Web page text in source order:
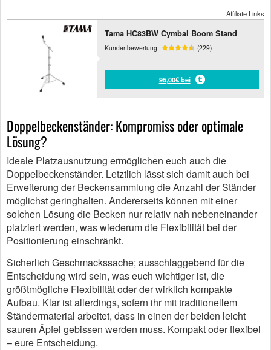
Affiliate Links
Tama HC83BW Cymbal Boom Stand
Kundenbewertung: (229)
95,00€ bei
Doppelbeckenständer: Kompromiss oder optimale
Lösung?
Ideale Platzausnutzung ermöglichen euch auch die
Doppelbeckenständer. Letztlich lässt sich damit auch bei
Erweiterung der Beckensammlung die Anzahl der Ständer
möglichst geringhalten. Andererseits können mit einer
solchen Lösung die Becken nur relativ nah nebeneinander
platziert werden, was wiederum die Flexibilität bei der
Positionierung einschränkt.
Sicherlich Geschmackssache; ausschlaggebend für die
Entscheidung wird sein, was euch wichtiger ist, die
größtmögliche Flexibilität oder der wirklich kompakte
Aufbau. Klar ist allerdings, sofern ihr mit traditionellem
Ständermaterial arbeitet, dass in einen der beiden leicht
sauren Äpfel gebissen werden muss. Kompakt oder flexibel
– eure Entscheidung.